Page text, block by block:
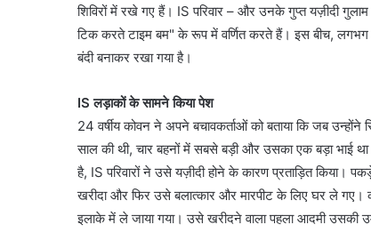
शिविरों में रखे गए हैं। IS परिवार – और उनके गुप्त यज़ीदी गुलाम
टिक करते टाइम बम" के रूप में वर्णित करते हैं। इस बीच, लगभग
बंदी बनाकर रखा गया है।
IS लड़ाकों के सामने किया पेश
24 वर्षीय कोवन ने अपने बचावकर्ताओं को बताया कि जब
साल की थी, चार बहनों में सबसे बड़ी और उसका एक बड़ा भाई
है, IS परिवारों ने उसे यज़ीदी होने के कारण प्रताड़ित किया।
खरीदा और फिर उसे बलात्कार और मारपीट के लिए घर ले
इलाके में ले जाया गया। उसे खरीदने वाला पहला आदमी उसकी